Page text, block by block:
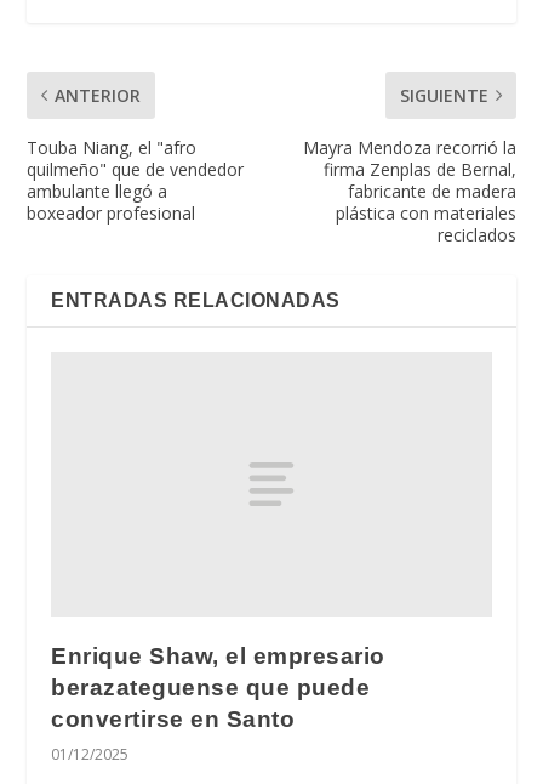
ANTERIOR
Touba Niang, el "afro
quilmeño" que de vendedor
ambulante llegó a
boxeador profesional
SIGUIENTE
Mayra Mendoza recorrió la
firma Zenplas de Bernal,
fabricante de madera
plástica con materiales
reciclados
ENTRADAS RELACIONADAS
Enrique Shaw, el empresario
berazateguense que puede
convertirse en Santo
01/12/2025